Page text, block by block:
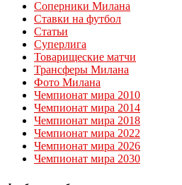
Соперники Милана
Ставки на футбол
Статьи
Суперлига
Товарищеские матчи
Трансферы Милана
Фото Милана
Чемпионат мира 2010
Чемпионат мира 2014
Чемпионат мира 2018
Чемпионат мира 2022
Чемпионат мира 2026
Чемпионат мира 2030